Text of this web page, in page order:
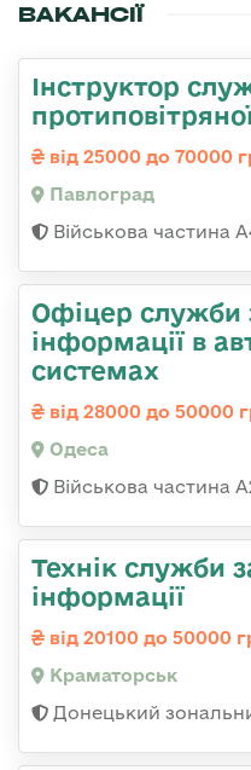
ВАКАНСІЇ
Інструктор
від 25000 до 70000
Павлоград
Військова частина
Офіцер служби
інформації в
системах
від 28000 до 50000
Одеса
Військова частина
Технік служби
інформації
від 20100 до 50000
Краматорськ
Донецький